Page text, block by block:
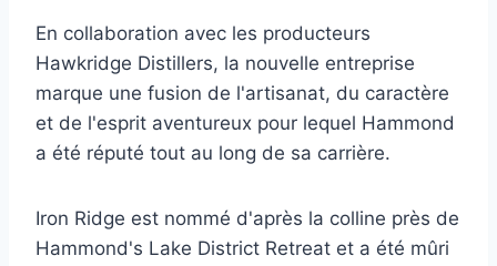
En collaboration avec les producteurs
Hawkridge Distillers, la nouvelle entreprise
marque une fusion de l'artisanat, du caractère
et de l'esprit aventureux pour lequel Hammond
a été réputé tout au long de sa carrière.
Iron Ridge est nommé d'après la colline près de
Hammond's Lake District Retreat et a été mûri